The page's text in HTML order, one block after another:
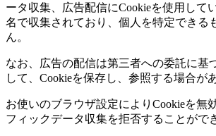
ータ収集、広告配信にCookieを使用して
名で収集されており、個人を特定できる
ん。
なお、広告の配信は第三者への委託に基
して、Cookieを保存し、参照する場合が
お使いのブラウザ設定によりCookieを無
フィックデータ収集を拒否することがで